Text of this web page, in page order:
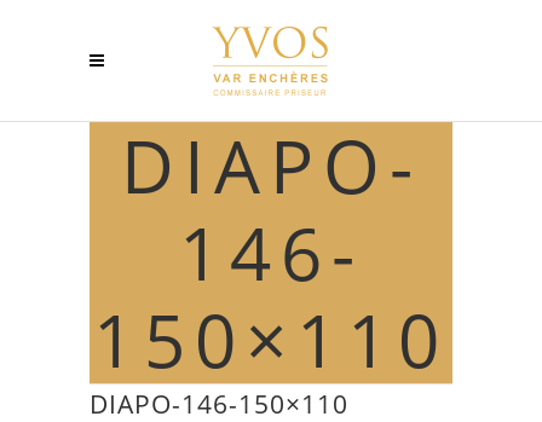
DIAPO-
146-
150×110
DIAPO-146-150×110